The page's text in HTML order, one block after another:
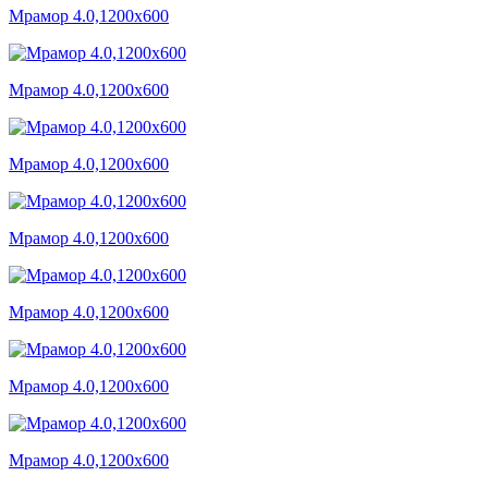
Мрамор 4.0,1200x600
Мрамор 4.0,1200x600
Мрамор 4.0,1200x600
Мрамор 4.0,1200x600
Мрамор 4.0,1200x600
Мрамор 4.0,1200x600
Мрамор 4.0,1200x600